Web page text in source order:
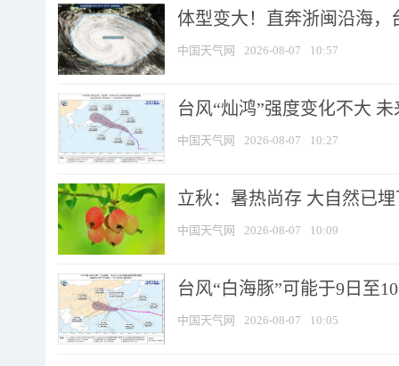
体型变大！直奔浙闽沿海，
中国天气网 2026-08-07 10:57
台风“灿鸿”强度变化不大
中国天气网 2026-08-07 10:27
立秋：暑热尚存 大自然已
中国天气网 2026-08-07 10:09
台风“白海豚”可能于9日至
中国天气网 2026-08-07 10:05